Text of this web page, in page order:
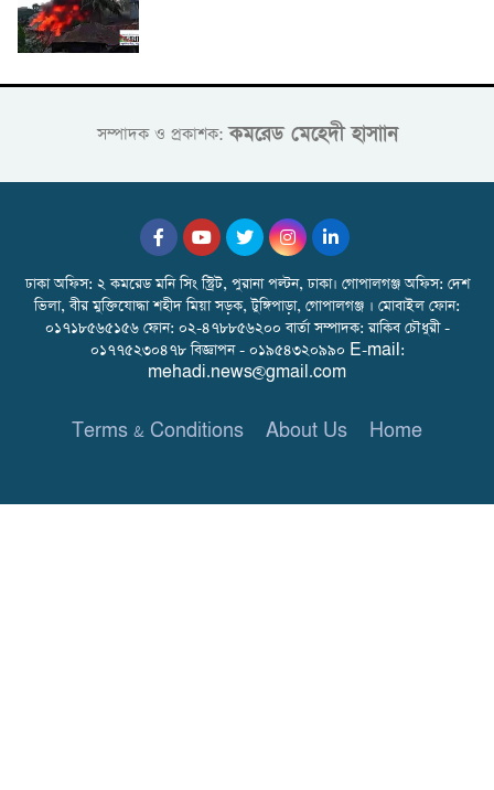
সম্পাদক ও প্রকাশক:কমরেড মেহেদী হাসাান
ঢাকা অফিস: ২ কমরেড মনি সিং স্ট্রিট, পুরানা পল্টন, ঢাকা। গোপালগঞ্জ অফিস: দেশ
ভিলা, বীর মুক্তিযোদ্ধা শহীদ মিয়া সড়ক, টুঙ্গিপাড়া, গোপালগঞ্জ । মোবাইল ফোন:
০১৭১৮৫৬৫১৫৬ ফোন: ০২-৪৭৮৮৫৬২০০ বার্তা সম্পাদক: রাকিব চৌধুরী -
০১৭৭৫২৩০৪৭৮ বিজ্ঞাপন - ০১৯৫৪৩২০৯৯০ E-mail:
mehadi.news@gmail.com
Terms & Conditions About Us Home